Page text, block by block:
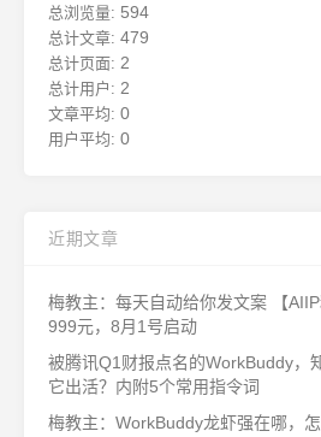
总浏览量: 594
总计文章: 479
总计页面: 2
总计用户: 2
文章平均: 0
用户平均: 0
近期文章
梅教主：每天自动给你发文案 【
999元，8月1号启动
被腾讯Q1财报点名的WorkBuddy，
它出活？内附5个常用指令词
梅教主：WorkBuddy龙虾强在哪，